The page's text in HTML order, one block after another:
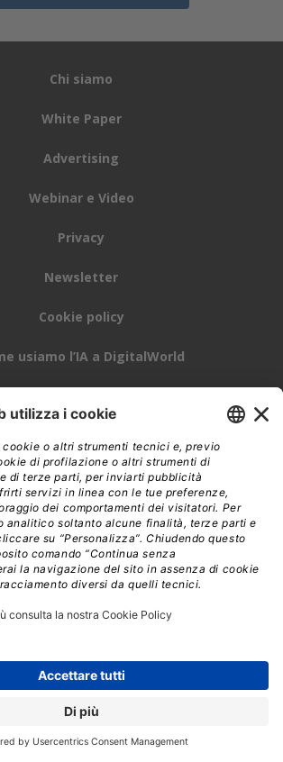
Chi siamo
White Paper
Advertising
Webinar e Video
Privacy
Newsletter
Cookie policy
usiamo l’IA a DigitalWorld
TechPlus
DigitalManager
InnovareWeb
Edra Edizioni
DigitalPartner